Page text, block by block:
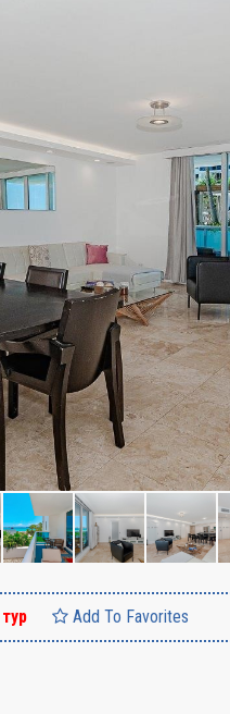
Add To Favorites